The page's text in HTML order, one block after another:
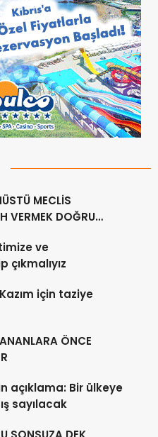
MECLİS
VERMEK DOĞRU
ve
için taziye
ÖNCE
açıklama: Bir ülkeye
sayılacak